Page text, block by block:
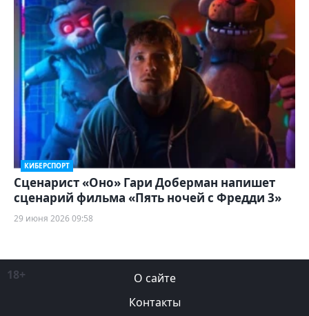
КИБЕРСПОРТ
Сценарист «Оно» Гари Доберман напишет
сценарий фильма «Пять ночей с Фредди 3»
29 июня 2026 09:58
18+
О сайте
Контакты